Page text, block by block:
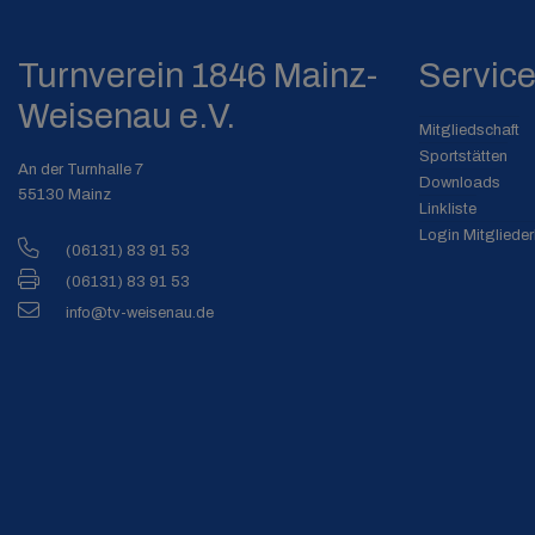
Turnverein 1846 Mainz-
Weisenau e.V.
An der Turnhalle 7
55130 Mainz
(06131) 83 91 53
(06131) 83 91 53
info@tv-weisenau.de
Service
Mitgliedschaft
Sportstätten
Downloads
Linkliste
Login